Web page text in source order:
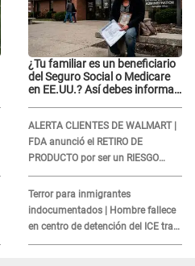
¿Tu familiar es un beneficiario
del Seguro Social o Medicare
en EE.UU.? Así debes informar
ALERTA CLIENTES DE WALMART |
FDA anunció el RETIRO DE
PRODUCTO por ser un RIESGO
MORTAL para consumidores: ¿Cuál
es?
Terror para inmigrantes
indocumentados | Hombre fallece
en centro de detención del ICE tras
sufrir una "emergencia médica"